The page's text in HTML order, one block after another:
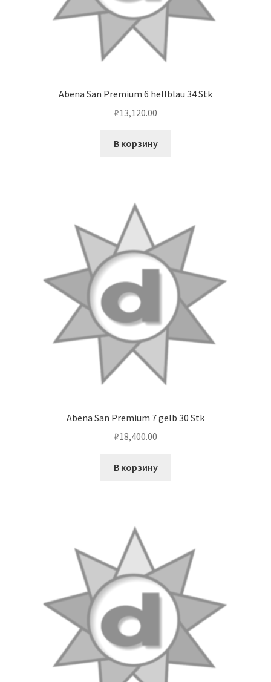
Abena San Premium 6 hellblau 34 Stk
₽13,120.00
В корзину
Abena San Premium 7 gelb 30 Stk
₽18,400.00
В корзину